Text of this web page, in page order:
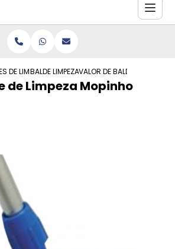
DE LIMPEZABALDE LIMPEZAVALOR DE BALDE DE
de Limpeza Mopinho